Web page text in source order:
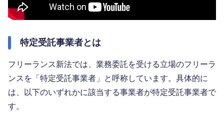
特定受託事業者とは
フリーランス新法では、業務委託を受ける立場のフリーラ
ンスを「特定受託事業者」と呼称しています。具体的に
は、以下のいずれかに該当する事業者が特定受託事業者で
す。